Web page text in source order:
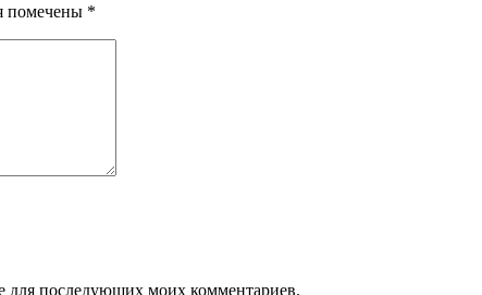
помечены *
для последующих моих комментариев.